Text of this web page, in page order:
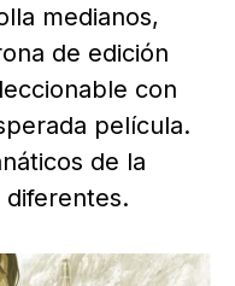
medianos,
de edición
con
película.
de la
diferentes.